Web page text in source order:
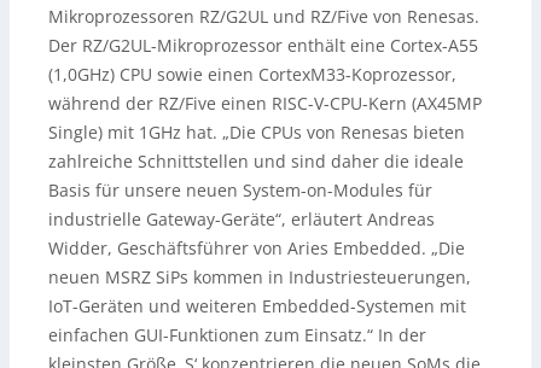
Mikroprozessoren RZ/G2UL und RZ/Five von Renesas.
Der RZ/G2UL-Mikroprozessor enthält eine Cortex-A55
(1,0GHz) CPU sowie einen CortexM33-Koprozessor,
während der RZ/Five einen RISC-V-CPU-Kern (AX45MP
Single) mit 1GHz hat. „Die CPUs von Renesas bieten
zahlreiche Schnittstellen und sind daher die ideale
Basis für unsere neuen System-on-Modules für
industrielle Gateway-Geräte“, erläutert Andreas
Widder, Geschäftsführer von Aries Embedded. „Die
neuen MSRZ SiPs kommen in Industriesteuerungen,
IoT-Geräten und weiteren Embedded-Systemen mit
einfachen GUI-Funktionen zum Einsatz.“ In der